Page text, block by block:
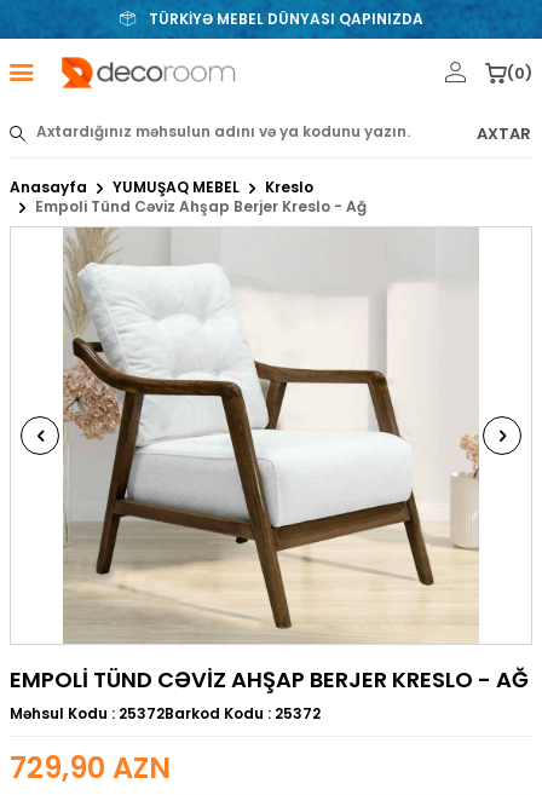
TÜRKİYƏ MEBEL DÜNYASI QAPINIZDA
AXTAR
(0)
Anasayfa YUMUŞAQ MEBEL
Kreslo
Empoli Tünd Cəviz Ahşap Berjer Kreslo - Ağ
EMPOLI TÜND CƏVIZ AHŞAP BERJER KRESLO - AĞ
Məhsul Kodu : 25372Barkod Kodu : 25372
729,90 AZN